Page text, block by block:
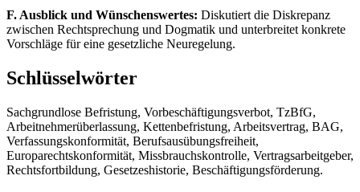
F. Ausblick und Wünschenswertes: Diskutiert die Diskrepanz
zwischen Rechtsprechung und Dogmatik und unterbreitet konkrete
Vorschläge für eine gesetzliche Neuregelung.
Schlüsselwörter
Sachgrundlose Befristung, Vorbeschäftigungsverbot, TzBfG,
Arbeitnehmerüberlassung, Kettenbefristung, Arbeitsvertrag, BAG,
Verfassungskonformität, Berufsausübungsfreiheit,
Europarechtskonformität, Missbrauchskontrolle, Vertragsarbeitgeber,
Rechtsfortbildung, Gesetzeshistorie, Beschäftigungsförderung.